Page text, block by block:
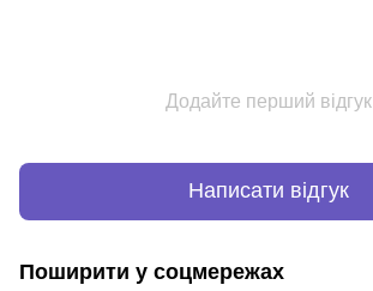
Додайте перший відгук
Написати відгук
Поширити у соцмережах